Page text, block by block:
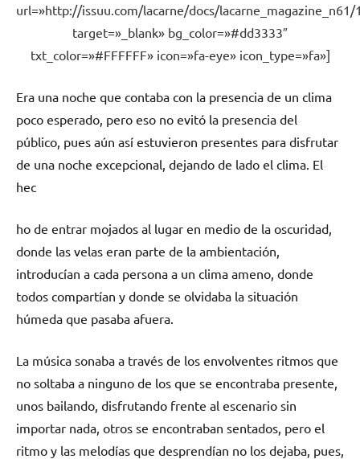
url=»http://issuu.com/lacarne/docs/lacarne_magazine_n61/
target=»_blank» bg_color=»#dd3333″
txt_color=»#FFFFFF» icon=»fa-eye» icon_type=»fa»]
Era una noche que contaba con la presencia de un clima
poco esperado, pero eso no evitó la presencia del
público, pues aún así estuvieron presentes para disfrutar
de una noche excepcional, dejando de lado el clima. El
hec
ho de entrar mojados al lugar en medio de la oscuridad,
donde las velas eran parte de la ambientación,
introducían a cada persona a un clima ameno, donde
todos compartían y donde se olvidaba la situación
húmeda que pasaba afuera.
La música sonaba a través de los envolventes ritmos que
no soltaba a ninguno de los que se encontraba presente,
unos bailando, disfrutando frente al escenario sin
importar nada, otros se encontraban sentados, pero el
ritmo y las melodías que desprendían no los dejaba, pues,